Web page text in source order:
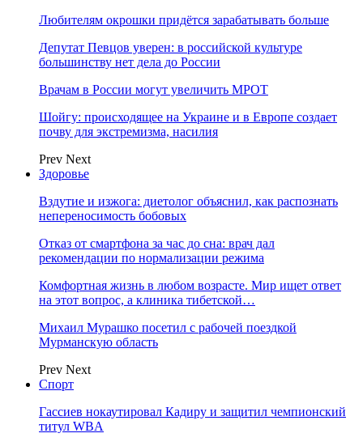
Любителям окрошки придётся зарабатывать больше
Депутат Певцов уверен: в российской культуре
большинству нет дела до России
Врачам в России могут увеличить МРОТ
Шойгу: происходящее на Украине и в Европе создает
почву для экстремизма, насилия
Prev Next
Здоровье
Вздутие и изжога: диетолог объяснил, как распознать
непереносимость бобовых
Отказ от смартфона за час до сна: врач дал
рекомендации по нормализации режима
Комфортная жизнь в любом возрасте. Мир ищет ответ
на этот вопрос, а клиника тибетской…
Михаил Мурашко посетил с рабочей поездкой
Мурманскую область
Prev Next
Спорт
Гассиев нокаутировал Кадиру и защитил чемпионский
титул WBA